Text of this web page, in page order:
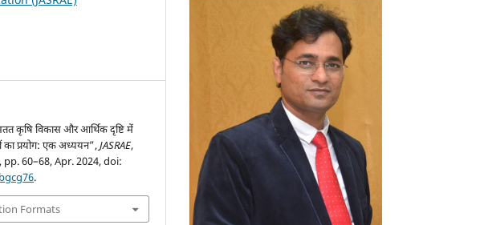
कृषि विकास और आर्थिक दृष्टि में
का प्रयोग: एक अध्ययन”,JASRAE,
pp. 60–68, Apr. 2024, doi:
.
Formats